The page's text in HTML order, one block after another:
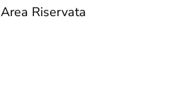
Area Riservata